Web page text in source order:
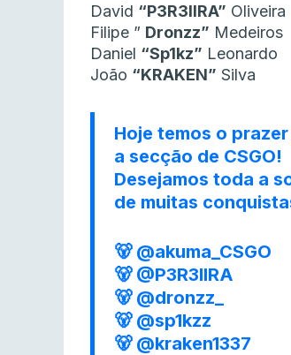
David “P3R3IIRA” Oliveira
Filipe ” Dronzz” Medeiros
Daniel “Sp1kz” Leonardo
João “KRAKEN” Silva
Hoje temos o
a secção de
Desejamos toda a
de muitas
🐻 @akuma_CSGO
🐻 @P3R3IIRA
🐻 @dronzz_
🐻 @sp1kzz
🐻 @kraken1337